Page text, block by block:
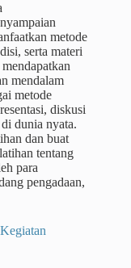
metode
serta materi
mendalam
metode
diskusi
dunia nyata.
dan buat
tentang
para
pengadaan,